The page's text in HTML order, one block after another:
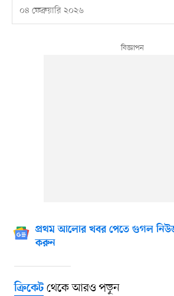
০৪ ফেব্রুয়ারি ২০২৬
প্রথম আলোর খবর পেতে গুগল
করুন
ক্রিকেটথেকে আরও পড়ুন